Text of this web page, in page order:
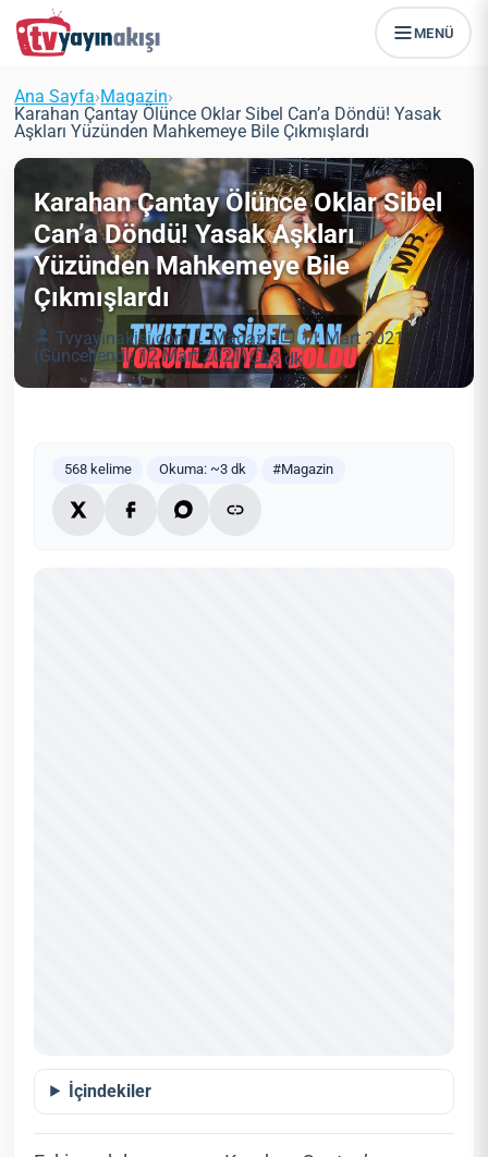
MENÜ
Ana Sayfa›Magazin›
Karahan Çantay Ölünce Oklar Sibel Can’a Döndü! Yasak
Aşkları Yüzünden Mahkemeye Bile Çıkmışlardı
Karahan Çantay Ölünce Oklar Sibel
Can’a Döndü! Yasak Aşkları
Yüzünden Mahkemeye Bile
Çıkmışlardı
Tvyayinakisi.com Magazin
11 Mart 2021
(Güncellendi: 12 Mart 2021)
3 dk
568 kelime Okuma: ~3 dk #Magazin
İçindekiler